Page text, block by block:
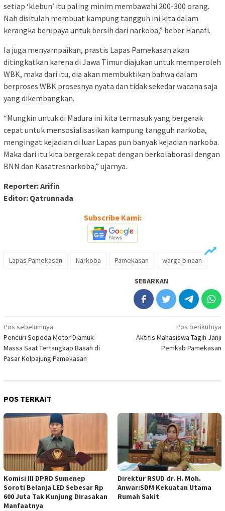
setiap ‘klebun’ itu paling minim membawahi 200-300 orang.
Nah disitulah membuat kampung tangguh ini kita dalam
kerangka berupaya untuk bersih dari narkoba,” beber Hanafi.
Ia juga menyampaikan, prastis Lapas Pamekasan akan
ditingkatkan karena di Jawa Timur diajukan untuk memperoleh
WBK, maka dari itu, dia akan membuktikan bahwa dalam
berproses WBK prosesnya nyata dan tidak sekedar wacana saja
yang dikembangkan.
“Mungkin untuk di Madura ini kita termasuk yang bergerak
cepat untuk mensosialisasikan kampung tangguh narkoba,
mengingat kejadian di luar Lapas pun banyak kejadian narkoba.
Maka dari itu kita bergerak cepat dengan berkolaborasi dengan
BNN dan Kasatresnarkoba,” ujarnya.
Reporter: Arifin
Editor: Qatrunnada
Subscribe Kami:
Lapas Pamekasan Narkoba Pamekasan warga binaan
SEBARKAN
Navigasi
pos
Pos sebelumnya
Pencuri Sepeda Motor Diamuk
Massa Saat Tertangkap Basah di
Pasar Kolpajung Pamekasan
Pos berikutnya
Aktifis Mahasiswa Tagih Janji
Pemkab Pamekasan
POS TERKAIT
Komisi III DPRD Sumenep
Soroti Belanja LED Sebesar Rp
600 Juta Tak Kunjung Dirasakan
Manfaatnya
Direktur RSUD dr. H. Moh.
Anwar:SDM Kekuatan Utama
Rumah Sakit